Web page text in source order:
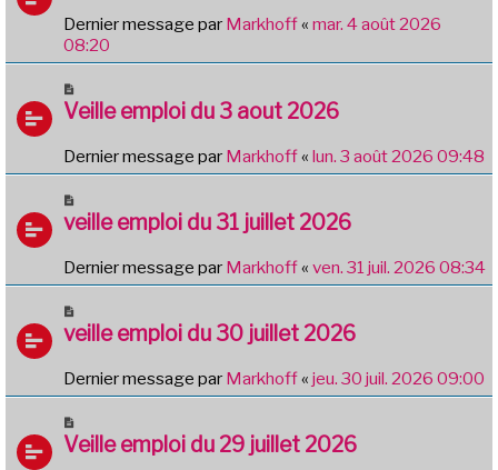
Dernier message par Markhoff« mar. 4 août 2026
08:20
Veille emploi du 3 aout 2026
Dernier message par Markhoff« lun. 3 août 2026 09:48
veille emploi du 31 juillet 2026
Dernier message par Markhoff« ven. 31 juil. 2026 08:34
veille emploi du 30 juillet 2026
Dernier message par Markhoff« jeu. 30 juil. 2026 09:00
Veille emploi du 29 juillet 2026